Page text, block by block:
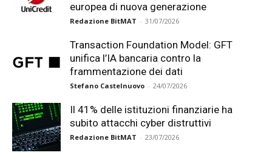
europea di nuova generazione
Redazione BitMAT - 31/07/2026
Transaction Foundation Model: GFT
unifica l’IA bancaria contro la
frammentazione dei dati
Stefano Castelnuovo - 24/07/2026
Il 41% delle istituzioni finanziarie ha
subito attacchi cyber distruttivi
Redazione BitMAT - 23/07/2026